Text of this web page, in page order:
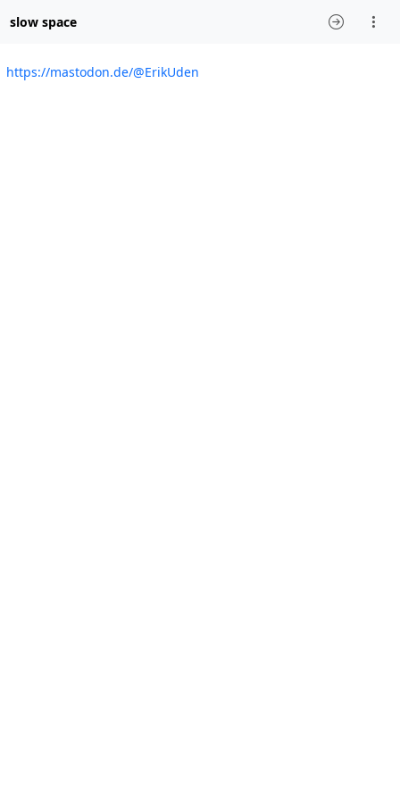
slow space
https://mastodon.de/@ErikUden